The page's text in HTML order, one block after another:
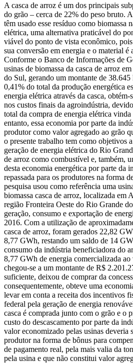
A casca de arroz é um dos principais
do grão – cerca de 22% do peso bruto.
têm usado esse resíduo como biomassa
elétrica, uma alternativa praticável do
viável do ponto de vista econômico,
sua conversão em energia e o material é
Conforme o Banco de Informações de
usinas de biomassa da casca de arroz
do Sul, gerando um montante de 38.645
0,41% do total da produção energética
energia elétrica através da casca,
nos custos finais da agroindústria,
total da compra de energia elétrica
entanto, essa economia por parte da
produtor como valor agregado ao grão
o presente trabalho tem como objetivos
geração de energia elétrica do Rio
de arroz como combustível e, também,
desta economia energética por parte da
repassada para os produtores na forma
pesquisa usou como referência uma
biomassa casca de arroz, localizada em
região Fronteira Oeste do Rio Grande
geração, consumo e exportação de
2016. Com a utilização de
casca de arroz, foram gerados 22,82
8,77 GWh, restando um saldo de 14
consumo da indústria beneficiadora do
8,77 GWh de energia comercializada
chegou-se a um montante de R$
suficiente, deixou de comprar da
consequentemente, obteve uma
levar em conta a receita dos incentivos
federal pela geração de energia
casca é comprada junto com o grão e o
custo do descascamento por parte da
valor economizado pelas usinas deveria
produtor na forma de bônus para
de pagamento real, pela mais valia da
pela usina e que não constitui valor